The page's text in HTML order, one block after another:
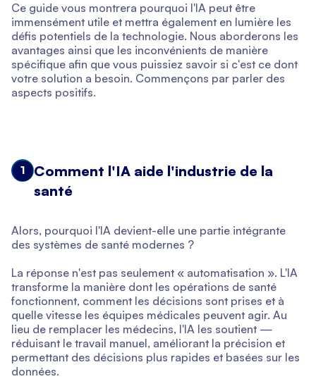
Ce guide vous montrera pourquoi l'IA peut être
immensément utile et mettra également en lumière les
défis potentiels de la technologie. Nous aborderons les
avantages ainsi que les inconvénients de manière
spécifique afin que vous puissiez savoir si c'est ce dont
votre solution a besoin. Commençons par parler des
aspects positifs.
1
Comment l'IA aide l'industrie de la
santé
Alors, pourquoi l'IA devient-elle une partie intégrante
des systèmes de santé modernes ?
La réponse n'est pas seulement « automatisation ». L'IA
transforme la manière dont les opérations de santé
fonctionnent, comment les décisions sont prises et à
quelle vitesse les équipes médicales peuvent agir. Au
lieu de remplacer les médecins, l'IA les soutient —
réduisant le travail manuel, améliorant la précision et
permettant des décisions plus rapides et basées sur les
données.